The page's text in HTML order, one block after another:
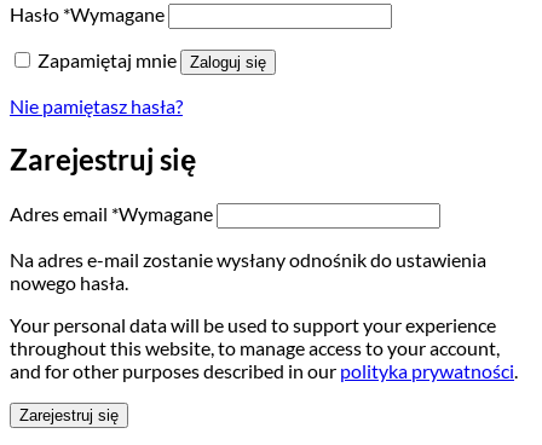
Hasło *Wymagane
Zapamiętaj mnie
Zaloguj się
Nie pamiętasz hasła?
Zarejestruj się
Adres email *Wymagane
Na adres e-mail zostanie wysłany odnośnik do ustawienia
nowego hasła.
Your personal data will be used to support your experience
throughout this website, to manage access to your account,
and for other purposes described in our polityka prywatności
Zarejestruj się